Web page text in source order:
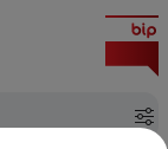
Regionalnej Izby